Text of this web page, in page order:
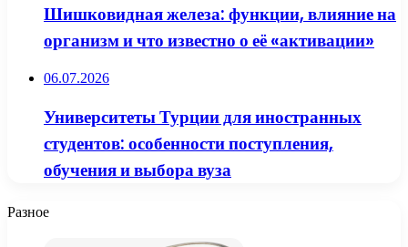
Шишковидная железа: функции, влияние на
организм и что известно о её «активации»
06.07.2026
Университеты Турции для иностранных
студентов: особенности поступления,
обучения и выбора вуза
Разное